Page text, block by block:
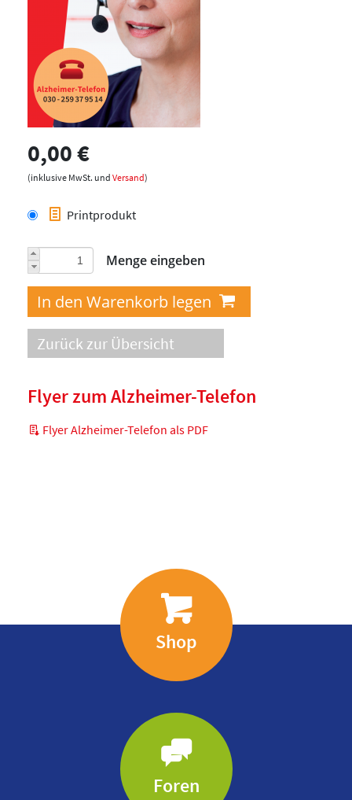
0,00 €
(inklusive MwSt. und Versand)
Printprodukt
Menge eingeben
Zurück zur Übersicht
Flyer zum Alzheimer-Telefon
Flyer Alzheimer-Telefon als PDF
Shop
Foren